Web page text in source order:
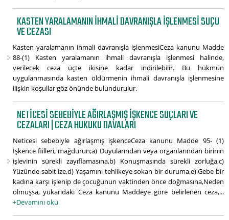
KASTEN YARALAMANIN IHMALI DAVRANIŞLA IŞLENMESI SUÇU
VE CEZASI
Kasten yaralamanın ihmali davranışla işlenmesiCeza kanunu Madde
88-(1) Kasten yaralamanın ihmali davranışla işlenmesi halinde,
verilecek ceza üçte ikisine kadar indirilebilir. Bu hükmün
uygulanmasında kasten öldürmenin ihmali davranışla işlenmesine
ilişkin koşullar göz önünde bulundurulur.
NETICESI SEBEBIYLE AĞIRLAŞMIŞ IŞKENCE SUÇLARI VE
CEZALARI | CEZA HUKUKU DAVALARI
Neticesi sebebiyle ağırlaşmış işkenceCeza kanunu Madde 95- (1)
İşkence fiilleri, mağdurun;a) Duyularından veya organlarından birinin
işlevinin sürekli zayıflamasına,b) Konuşmasında sürekli zorluğa,c)
Yüzünde sabit ize,d) Yaşamını tehlikeye sokan bir duruma,e) Gebe bir
kadına karşı işlenip de çocuğunun vaktinden önce doğmasına,Neden
olmuşsa, yukarıdaki Ceza kanunu Maddeye göre belirlenen ceza,...
+Devamını oku